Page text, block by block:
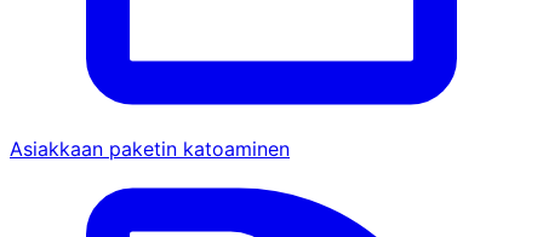
Asiakkaan paketin katoaminen